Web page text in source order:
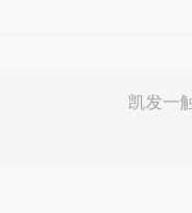
凯发一